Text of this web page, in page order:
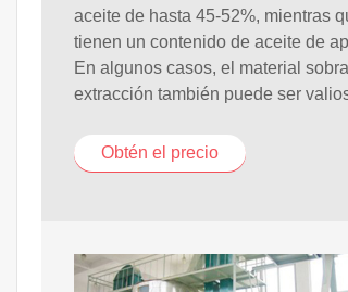
aceite de hasta 45-52%, mientras
tienen un contenido de aceite de
En algunos casos, el material
extracción también puede ser
Obtén el precio